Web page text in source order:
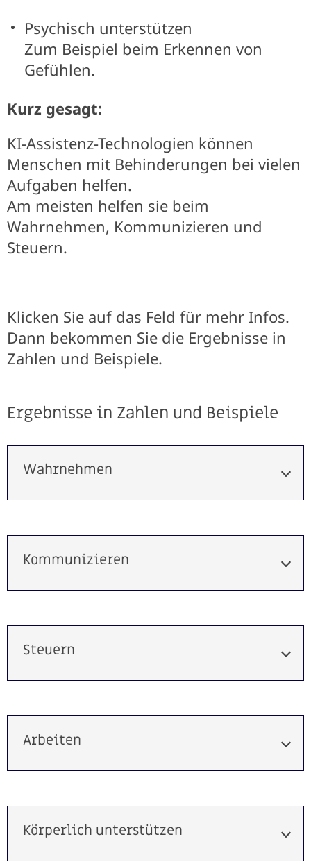
Psychisch unterstützen
Zum Beispiel beim Erkennen von
Gefühlen.
Kurz gesagt:
KI-Assistenz-Technologien können
Menschen mit Behinderungen bei vielen
Aufgaben helfen.
Am meisten helfen sie beim
Wahrnehmen, Kommunizieren und
Steuern.
Klicken Sie auf das Feld für mehr Infos.
Dann bekommen Sie die Ergebnisse in
Zahlen und Beispiele.
Ergebnisse in Zahlen und Beispiele
Wahrnehmen
Kommunizieren
Steuern
Arbeiten
Körperlich unterstützen